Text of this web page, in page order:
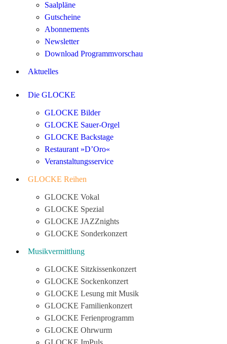
Saalpläne
Gutscheine
Abonnements
Newsletter
Download Programmvorschau
Aktuelles
Die GLOCKE
GLOCKE Bilder
GLOCKE Sauer-Orgel
GLOCKE Backstage
Restaurant »D’Oro«
Veranstaltungsservice
GLOCKE Reihen
GLOCKE Vokal
GLOCKE Spezial
GLOCKE JAZZnights
GLOCKE Sonderkonzert
Musikvermittlung
GLOCKE Sitzkissenkonzert
GLOCKE Sockenkonzert
GLOCKE Lesung mit Musik
GLOCKE Familienkonzert
GLOCKE Ferienprogramm
GLOCKE Ohrwurm
GLOCKE ImPuls